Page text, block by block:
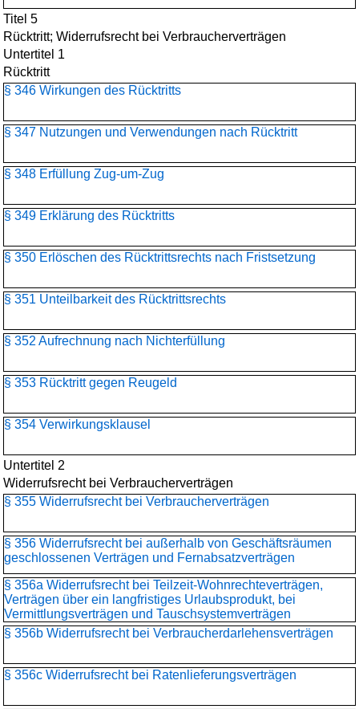
Titel 5
Rücktritt; Widerrufsrecht bei Verbraucherverträgen
Untertitel 1
Rücktritt
§ 346 Wirkungen des Rücktritts
§ 347 Nutzungen und Verwendungen nach Rücktritt
§ 348 Erfüllung Zug-um-Zug
§ 349 Erklärung des Rücktritts
§ 350 Erlöschen des Rücktrittsrechts nach Fristsetzung
§ 351 Unteilbarkeit des Rücktrittsrechts
§ 352 Aufrechnung nach Nichterfüllung
§ 353 Rücktritt gegen Reugeld
§ 354 Verwirkungsklausel
Untertitel 2
Widerrufsrecht bei Verbraucherverträgen
§ 355 Widerrufsrecht bei Verbraucherverträgen
§ 356 Widerrufsrecht bei außerhalb von Geschäftsräumen
geschlossenen Verträgen und Fernabsatzverträgen
§ 356a Widerrufsrecht bei Teilzeit-Wohnrechteverträgen,
Verträgen über ein langfristiges Urlaubsprodukt, bei
Vermittlungsverträgen und Tauschsystemverträgen
§ 356b Widerrufsrecht bei Verbraucherdarlehensverträgen
§ 356c Widerrufsrecht bei Ratenlieferungsverträgen